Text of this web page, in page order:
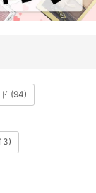
(94)